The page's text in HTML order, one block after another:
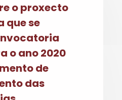
o proxecto
que se
o ano 2020
de
das